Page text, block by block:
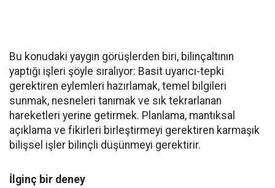
Bu konudaki yaygın görüşlerden biri, bilinçaltının
yaptığı işleri şöyle sıralıyor: Basit uyarıcı-tepki
gerektiren eylemleri hazırlamak, temel bilgileri
sunmak, nesneleri tanımak ve sık tekrarlanan
hareketleri yerine getirmek. Planlama, mantıksal
açıklama ve fikirleri birleştirmeyi gerektiren karmaşık
bilişsel işler bilinçli düşünmeyi gerektirir.
İlginç bir deney